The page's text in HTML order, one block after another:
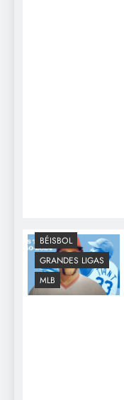
BÉISBOL
GRANDES LIGAS
MLB